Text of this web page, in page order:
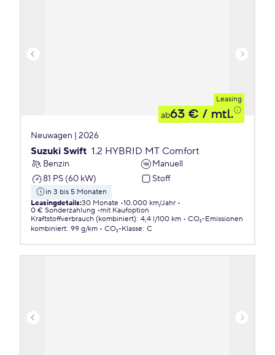
Leasing
ab63 € / mtl.
Neuwagen | 2026
Suzuki Swift 1.2 HYBRID MT Comfort
Benzin
Manuell
81 PS (60 kW)
Stoff
in 3 bis 5 Monaten
Leasingdetails:30 Monate 10.000 km/Jahr
0 € Sonderzahlung
mit Kaufoption
Kraftstoffverbrauch (kombiniert): 4,4 l/100 km
CO₂-Emissionen
kombiniert: 99 g/km CO₂-Klasse: C